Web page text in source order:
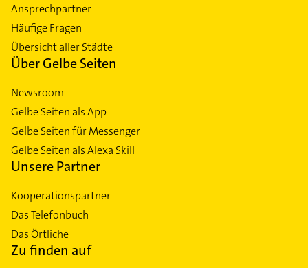
Ansprechpartner
Häufige Fragen
Übersicht aller Städte
Über Gelbe Seiten
Newsroom
Gelbe Seiten als App
Gelbe Seiten für Messenger
Gelbe Seiten als Alexa Skill
Unsere Partner
Kooperationspartner
Das Telefonbuch
Das Örtliche
Zu finden auf